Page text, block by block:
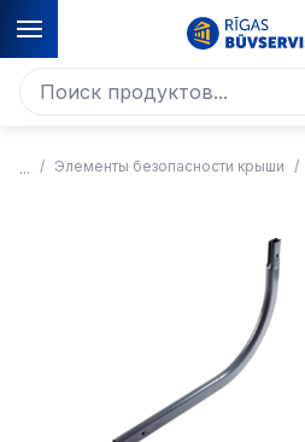
Элементы безопасности крыши